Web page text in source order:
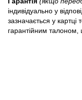
індивідуально у
зазначається у
гарантійним талоном,